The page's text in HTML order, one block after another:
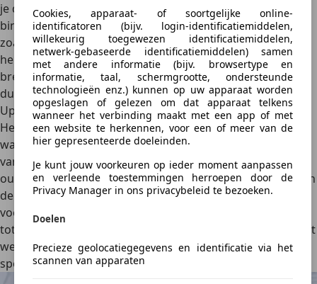
Cookies, apparaat- of soortgelijke online-
identificatoren (bijv. login-identificatiemiddelen,
willekeurig toegewezen identificatiemiddelen,
netwerk-gebaseerde identificatiemiddelen) samen
met andere informatie (bijv. browsertype en
informatie, taal, schermgrootte, ondersteunde
technologieën enz.) kunnen op uw apparaat worden
opgeslagen of gelezen om dat apparaat telkens
wanneer het verbinding maakt met een app of met
een website te herkennen, voor een of meer van de
hier gepresenteerde doeleinden.
Je kunt jouw voorkeuren op ieder moment aanpassen
en verleende toestemmingen herroepen door de
Privacy Manager in ons privacybeleid te bezoeken.
Doelen
Precieze geolocatiegegevens en identificatie via het
scannen van apparaten
je deze verkoopt. Dit omvat zowel de buitenkant als de
binnenkant van de auto. Kleine cosmetische reparaties,
zoals het bijwerken van krassen en deuken, kunnen ook
helpen de waarde te verhogen. Je auto naar een detailer
brengen kost wel veel meer dan een reguliere wasbeurt,
dus bedenk of die extra kosten het waard zijn.
Upgrade van opties
Het
toevoegen of upgraden van bepaalde opties kan de
waarde van je auto verhogen. Bijvoorbeeld, het installeren
van een nieuw infotainmentsysteem of het vervangen van
oude banden door nieuwe. Hoogwaardige banden kunnen
de aantrekkingskracht van je auto vergroten. Zorg er wel
voor dat de kosten van de upgrades in verhouding staan
tot de potentiële waardeverhoging. Andersom kan ook het
weghalen van smaakgevoelige aanpassingenzoals een
sportuitlaat of stickers de waarde verhogen.